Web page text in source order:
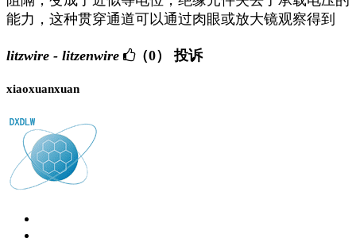
能力，这种贯穿通道可以通过肉眼或放大镜观察得到
litzwire - litzenwire （0） 投诉
xiaoxuanxuan